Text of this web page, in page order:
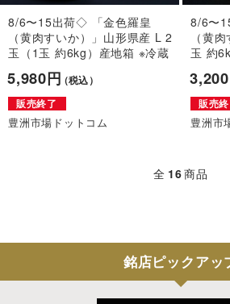
8/6〜15出荷◇ 「金色羅皇
（黄肉すいか）」山形県産 L 2
玉（1玉 約6kg）産地箱 ※冷蔵
5,980円（税込）
販売終了
豊洲市場ドットコム
8/6〜
（黄
玉 約
販売
豊洲市
全 16商品
銘店ピックアッ